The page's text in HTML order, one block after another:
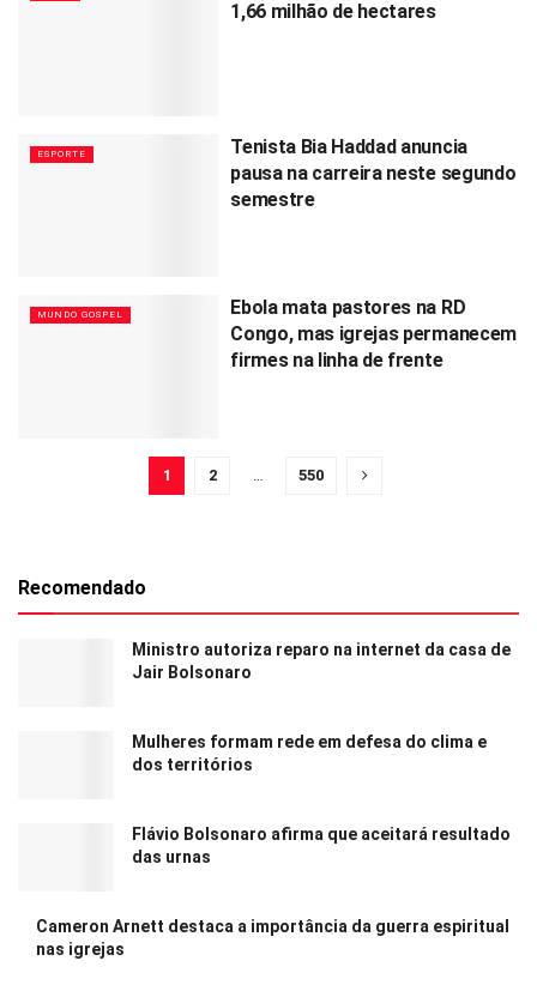
1,66 milhão de hectares
ESPORTE
Tenista Bia Haddad anuncia
pausa na carreira neste segundo
semestre
MUNDO GOSPEL
Ebola mata pastores na RD
Congo, mas igrejas permanecem
firmes na linha de frente
1 2 550
Recomendado
Ministro autoriza reparo na internet da casa de
Jair Bolsonaro
Mulheres formam rede em defesa do clima e
dos territórios
Flávio Bolsonaro afirma que aceitará resultado
das urnas
Cameron Arnett destaca a importância da guerra espiritual
nas igrejas